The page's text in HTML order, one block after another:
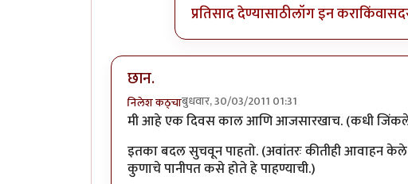
प्रतिसाद देण्यासाठीलॉग इन कराकिंवा
छान.
निलेश कठ्चाबुधवार, 30/03/2011 01:31
मी आहे एक दिवस काल आणि आजसारखाच. (कधी
इतका बदल सुचवून पाहतो. (अवांतरः कीतीही आवाहन
कुणाचे पानीपत कसे होते हे पाहण्याची.)